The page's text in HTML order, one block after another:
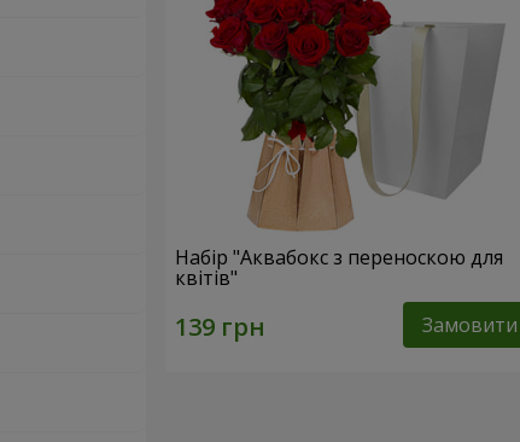
Набір "Аквабокс з переноскою для
квітів"
Замовити